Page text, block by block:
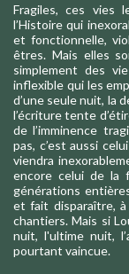
Fragiles, ces vies
l’Histoire qui
et fonctionnelle,
êtres. Mais elles
simplement des
inflexible qui les
d’une seule nuit, la
l’écriture tente
de l’imminence
pas, c’est aussi
viendra
encore celui de la
générations
et fait disparaître,
chantiers. Mais si
nuit, l'ultime nuit,
pourtant vaincue.